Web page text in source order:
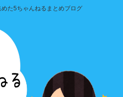
た5ちゃんねるまとめブログ